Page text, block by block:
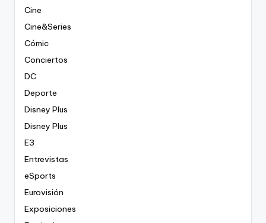
Cine
Cine&Series
Cómic
Conciertos
DC
Deporte
Disney Plus
Disney Plus
E3
Entrevistas
eSports
Eurovisión
Exposiciones